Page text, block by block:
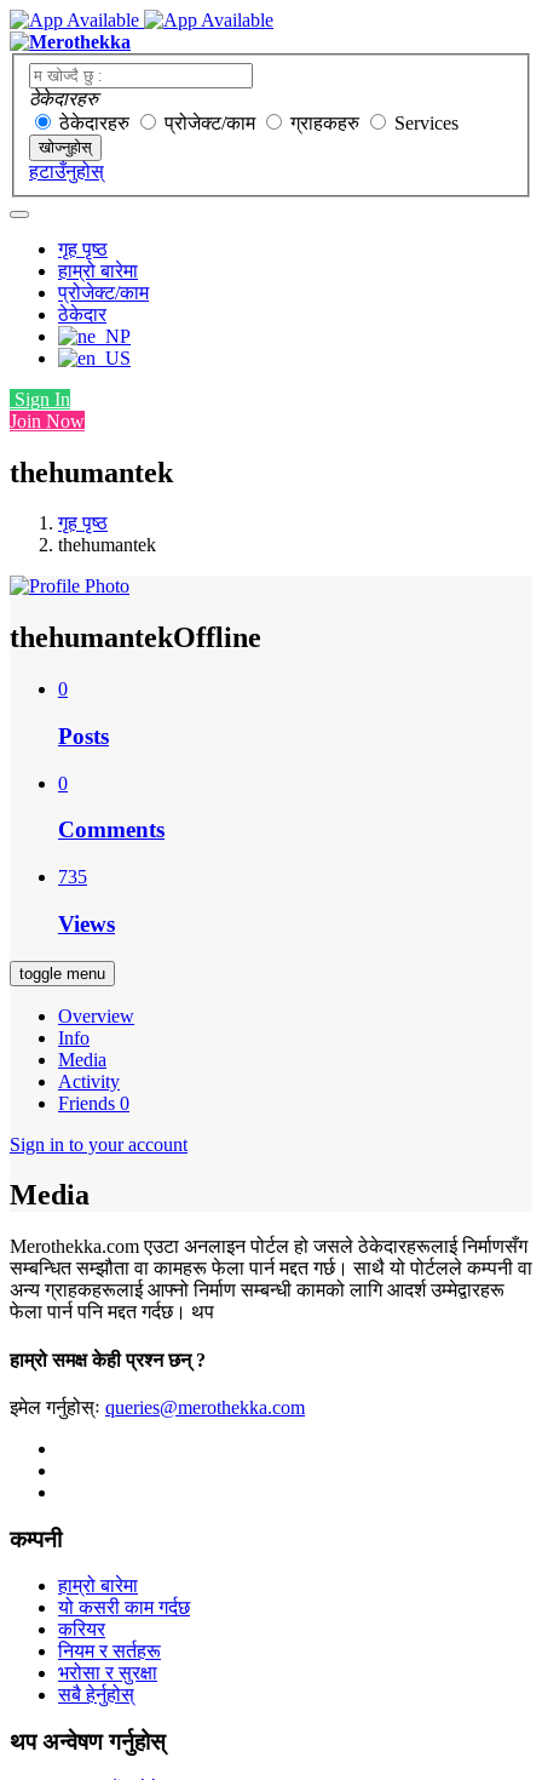
ठेकेदारहरु
ठेकेदारहरु
प्रोजेक्ट/काम ग्राहकहरु Services
खोज्नुहोस्
हटाउँनुहोस्
गृह पृष्ठ
हाम्रो बारेमा
प्रोजेक्ट/काम
ठेकेदार
Sign In
Join Now
thehumantek
गृह पृष्ठ
thehumantek
thehumantekOffline
0
Posts
0
Comments
735
Views
toggle menu
Overview
Info
Media
Activity
Friends 0
Sign in to your account
Media
Merothekka.com एउटा अनलाइन पोर्टल हो जसले ठेकेदारहरूलाई निर्माणसँग
सम्बन्धित सम्झौता वा कामहरू फेला पार्न मद्दत गर्छ। साथै यो पोर्टलले कम्पनी वा
अन्य ग्राहकहरूलाई आफ्नो निर्माण सम्बन्धी कामको लागि आदर्श उम्मेद्वारहरू
फेला पार्न पनि मद्दत गर्दछ। थप
हाम्रो समक्ष केही प्रश्न छन् ?
इमेल गर्नुहोस्ः queries@merothekka.com
कम्पनी
हाम्रो बारेमा
यो कसरी काम गर्दछ
करियर
नियम र सर्तहरू
भरोसा र सुरक्षा
सबै हेर्नुहोस्
थप अन्वेषण गर्नुहोस्